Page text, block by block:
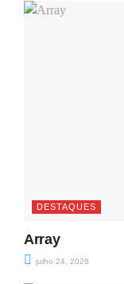
DESTAQUES
Array
julho 24, 2026